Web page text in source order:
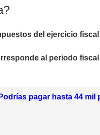
del ejercicio
al periodo fiscal
pagar hasta 44